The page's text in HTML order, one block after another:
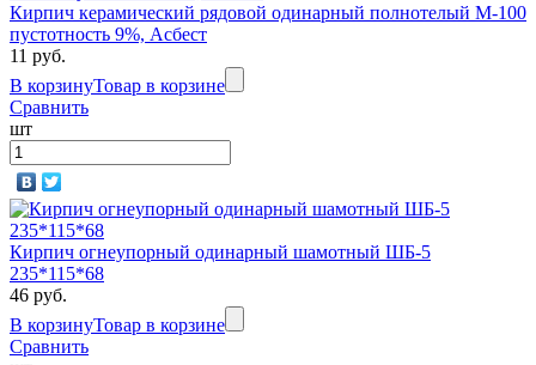
Кирпич керамический рядовой одинарный полнотелый М-100
пустотность 9%, Асбест
11 руб.
В корзинуТовар в корзине
Сравнить
шт
Кирпич огнеупорный одинарный шамотный ШБ-5
235*115*68
46 руб.
В корзинуТовар в корзине
Сравнить